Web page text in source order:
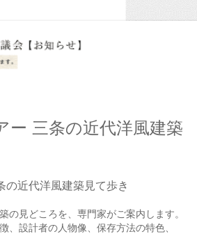
三条の近代洋風建築
近代洋風建築見て歩き
の見どころを、専門家がご案内します。
、設計者の人物像、保存方法の特色、